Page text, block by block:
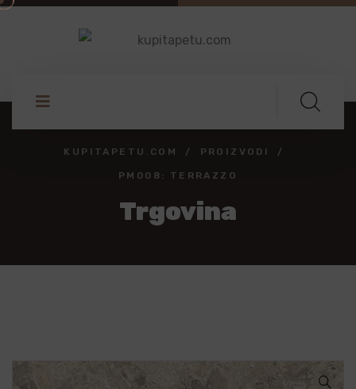
KUPITAPETU.COM PROIZVODI
PM008: TERRAZZO
Trgovina